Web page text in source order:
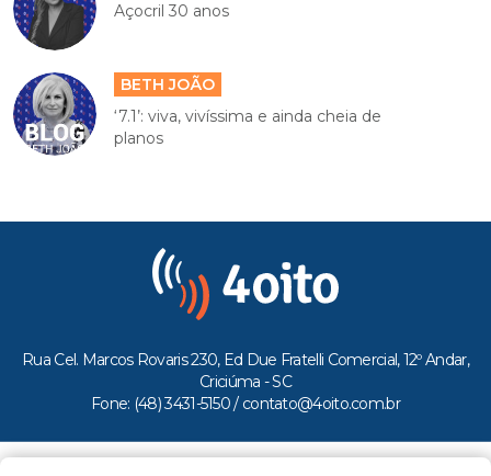
Açocril 30 anos
BETH JOÃO
‘7.1’: viva, vivíssima e ainda cheia de
planos
Rua Cel. Marcos Rovaris 230, Ed Due Fratelli Comercial, 12º Andar,
Criciúma - SC
Fone: (48) 3431-5150 / contato@4oito.com.br